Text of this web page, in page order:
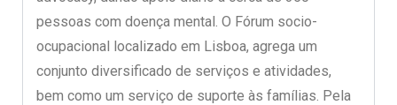
pessoas com doença mental. O Fórum socio-
ocupacional localizado em Lisboa, agrega um
conjunto diversificado de serviços e atividades,
bem como um serviço de suporte às famílias. Pela